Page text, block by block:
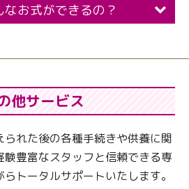
お式ができるの？
他サービス
れた後の各種手続きや供養に関
験豊富なスタッフと信頼できる専
トータルサポートいたします。